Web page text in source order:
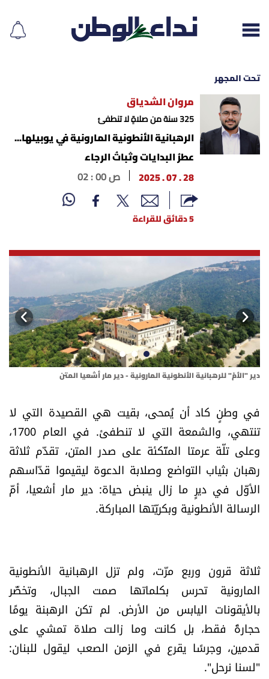
إقرأ الجريدة
لبنان
محليات
أسرار
متفرقات
نداء القرّاء
خاص الموقع
كتّابنا
تحت المجهر
آراء
اقتصاد
الصحافة الإسرائيلية
ثقافة وفنون
فصل من كتاب
تحت المجهر
مروان الشدياق
325 سنة من صلاةٍ لا تنطفئ
الرهبانية الأنطونية المارونية في يوبيلها...
عطرُ البدايات وثباتُ الرجاء
28 . 07 . 2025
02 : 00 ص
5 دقائق للقراءة
دير "الأمّ" للرهبانية الأنطونية المارونية - دير مار أشعيا المتن
في وطنٍ كاد أن يُمحى، بقيت هي القصيدة التي لا
تنتهي، والشمعة التي لا تنطفئ. في العام 1700،
وعلى تلّة عرمتا المتّكئة على صدر المتن، تقدّم ثلاثة
رهبان بثياب التواضع وصلابة الدعوة ليقيموا قدّاسهم
الأوّل في ديرٍ ما زال ينبض حياة: دير مار أشعيا، أمّ
الرسالة الأنطونية وبكريّتها المباركة.
ثلاثة قرون وربع مرّت، ولم تزل الرهبانية الأنطونية
المارونية تحرس بكلماتها صمت الجبال، وتخضّر
بالأيقونات اليابس من الأرض. لم تكن الرهبنة يومًا
حجارةً فقط، بل كانت وما زالت صلاة تمشي على
قدمين، وجرسًا يقرع في الزمن الصعب ليقول للبنان:
"لسنا نرحل".